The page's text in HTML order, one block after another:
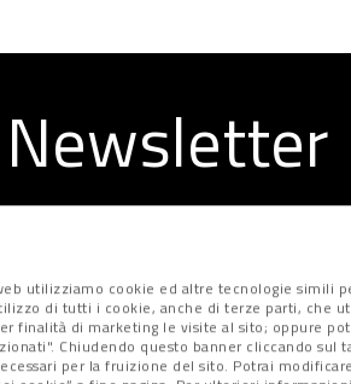
utilizziamo cookie ed altre tecnologie simili
di tutti i cookie, anche di terze parti, che
finalità di marketing le visite al sito; oppure
Chiudendo questo banner cliccando sul
per la fruizione del sito. Potrai